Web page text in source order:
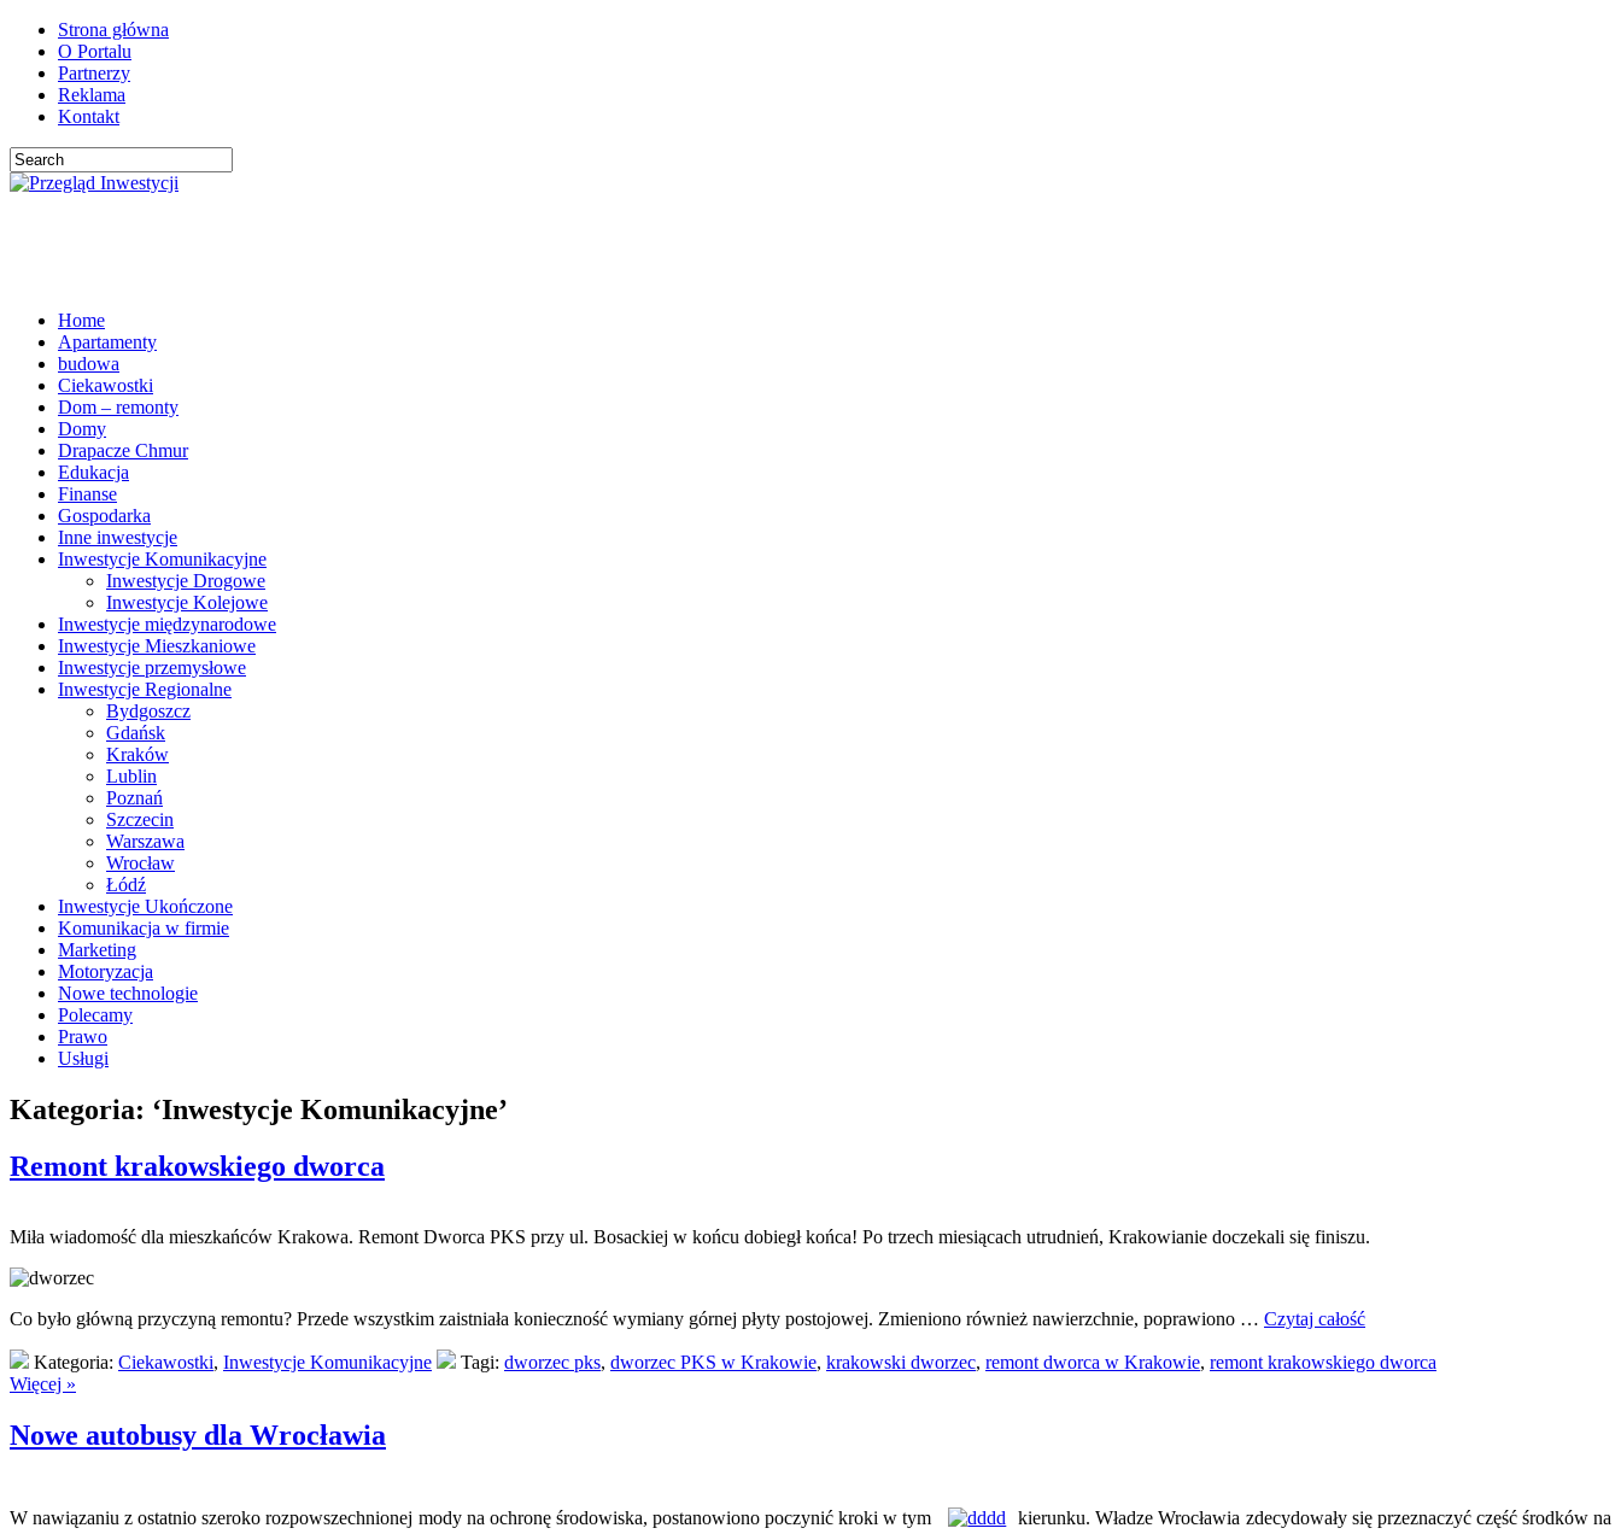
Strona główna
O Portalu
Partnerzy
Reklama
Kontakt
Home
Apartamenty
budowa
Ciekawostki
Dom – remonty
Domy
Drapacze Chmur
Edukacja
Finanse
Gospodarka
Inne inwestycje
Inwestycje Komunikacyjne
Inwestycje Drogowe
Inwestycje Kolejowe
Inwestycje międzynarodowe
Inwestycje Mieszkaniowe
Inwestycje przemysłowe
Inwestycje Regionalne
Bydgoszcz
Gdańsk
Kraków
Lublin
Poznań
Szczecin
Warszawa
Wrocław
Łódź
Inwestycje Ukończone
Komunikacja w firmie
Marketing
Motoryzacja
Nowe technologie
Polecamy
Prawo
Usługi
Kategoria: ‘Inwestycje Komunikacyjne’
Remont krakowskiego dworca
Miła wiadomość dla mieszkańców Krakowa. Remont Dworca PKS przy ul. Bosackiej w końcu dobiegł końca! Po trzech miesiącach utrudnień, Krakowianie doczekali się finiszu.
Co było główną przyczyną remontu? Przede wszystkim zaistniała konieczność wymiany górnej płyty postojowej. Zmieniono również nawierzchnie, poprawiono … Czytaj całość
Kategoria: Ciekawostki, Inwestycje Komunikacyjne Tagi: dworzec pks, dworzec PKS w Krakowie, krakowski dworzec, remont dworca w Krakowie, remont krakowskiego dworca
Więcej »
Nowe autobusy dla Wrocławia
W nawiązaniu z ostatnio szeroko rozpowszechnionej mody na ochronę środowiska, postanowiono poczynić kroki w tym
kierunku. Władze Wrocławia zdecydowały się przeznaczyć część środków na